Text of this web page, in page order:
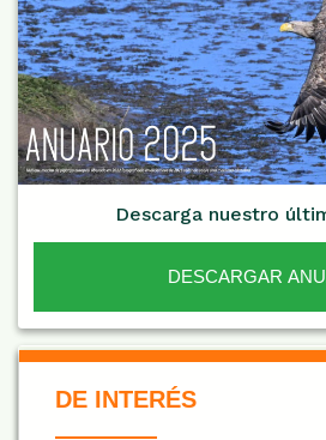
Descarga nuestro
DESCARGAR
De Interés NARANJA
DE INTERÉS